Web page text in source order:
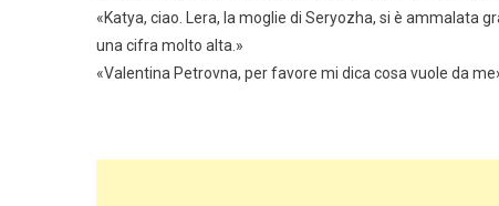
«Katya, ciao. Lera, la moglie di Seryozha, si è ammalata
una cifra molto alta.»
«Valentina Petrovna, per favore mi dica cosa vuole da